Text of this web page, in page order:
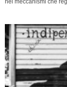
nei meccanismi che